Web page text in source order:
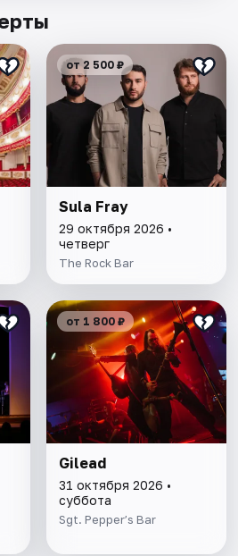
от 2 500 ₽
Sula Fray
29 октября 2026 •
четверг
The Rock Bar
от 1 800 ₽
Gilead
31 октября 2026 •
суббота
Sgt. Pepper’s Bar